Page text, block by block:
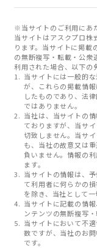
※当サイトのご利用にあ
当サイトはアスクプロ株
ります。当サイトに掲載
の無断複写・転載・公衆
利用された場合、以下の
当サイトには一般的
が、これらの掲載情
したものであり、法
ではありません。
当社は、当サイトの
ておりますが、当サ
切致しません。当サ
も、当社の故意又は
負いません。情報の
ます。
当サイトの情報は、
て利用者に何らかの
を除き、当社として一
当サイトに記載の情
ンテンツの無断複写
当サイトにおいて不
数ですが、当社のお
です。